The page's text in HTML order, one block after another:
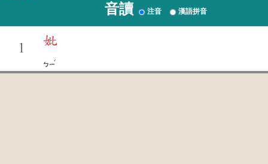
音讀 注音 漢語拼音
1
妣
ㄅㄧ
ˇ